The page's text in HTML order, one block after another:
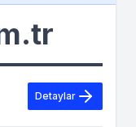
Detaylar